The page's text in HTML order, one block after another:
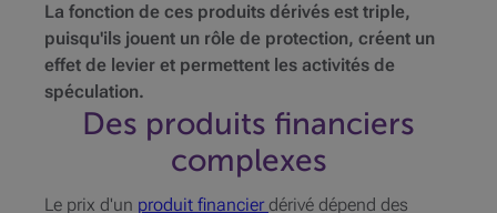
La fonction de ces produits dérivés est triple,
puisqu'ils jouent un rôle de protection, créent un
effet de levier et permettent les activités de
spéculation.
Des produits financiers
complexes
Le prix d'un produit financier dérivé dépend des